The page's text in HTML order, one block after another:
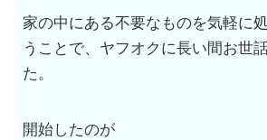
家の中にある不要なものを気軽に
うことで、ヤフオクに長い間お世
た。
開始したのが